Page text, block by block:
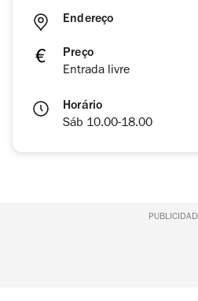
Endereço
Preço
Entrada livre
Horário
Sáb 10.00-18.00